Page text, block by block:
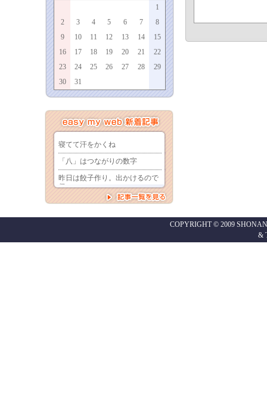
1
2
3 4 5 6 7
8
9
10 11 12 13 14
15
16
17 18 19 20 21
22
23
24 25 26 27 28
29
30
31
COPYRIGHT © 2009
&